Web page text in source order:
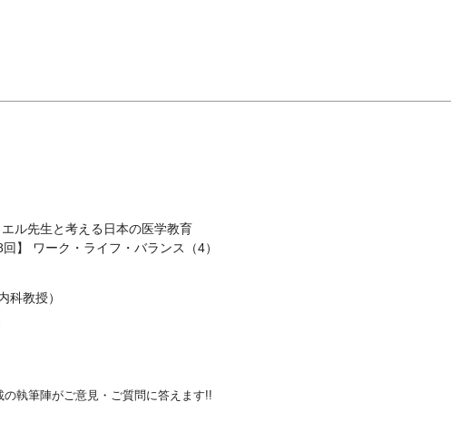
エル先生と考える日本の医学教育
回】 ワーク・ライフ・バランス（4）
教授）
の執筆陣がご意見・ご質問に答えます!!